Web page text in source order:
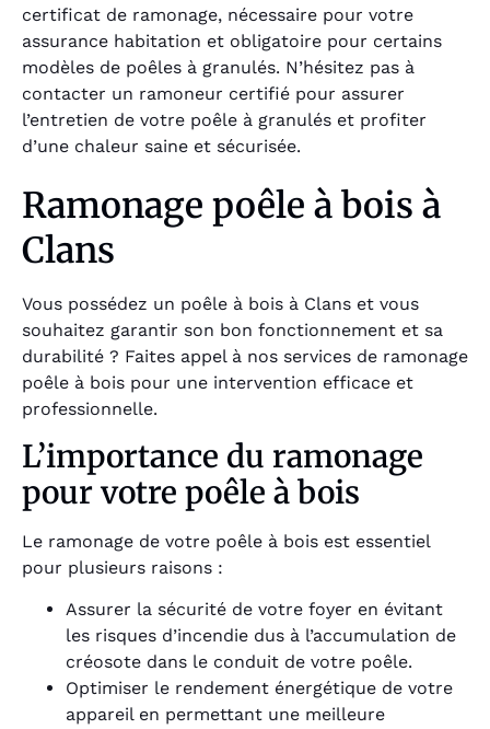
certificat de ramonage, nécessaire pour votre
assurance habitation et obligatoire pour certains
modèles de poêles à granulés. N’hésitez pas à
contacter un ramoneur certifié pour assurer
l’entretien de votre poêle à granulés et profiter
d’une chaleur saine et sécurisée.
Ramonage poêle à bois à
Clans
Vous possédez un poêle à bois à Clans et vous
souhaitez garantir son bon fonctionnement et sa
durabilité ? Faites appel à nos services de ramonage
poêle à bois pour une intervention efficace et
professionnelle.
L’importance du ramonage
pour votre poêle à bois
Le ramonage de votre poêle à bois est essentiel
pour plusieurs raisons :
Assurer la sécurité de votre foyer en évitant
les risques d’incendie dus à l’accumulation de
créosote dans le conduit de votre poêle.
Optimiser le rendement énergétique de votre
appareil en permettant une meilleure